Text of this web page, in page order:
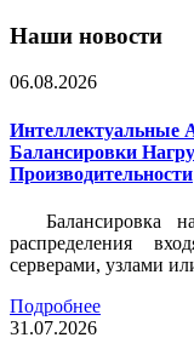
Наши новости
06.08.2026
Интеллектуальные
Балансировки
Производительности
Балансировка
распределения
серверами, узлами
Подробнее
31.07.2026